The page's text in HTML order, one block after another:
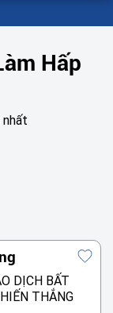
Hấp
nhất
DỊCH BẤT
THẮNG